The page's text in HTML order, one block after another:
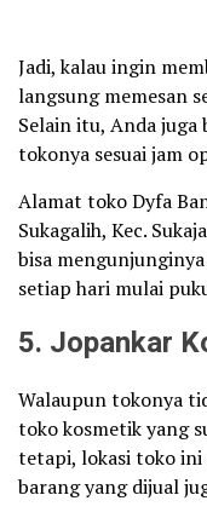
Jadi, kalau ingin
langsung memesan
Selain itu, Anda juga
tokonya sesuai jam
Alamat toko Dyfa
Sukagalih, Kec.
bisa
setiap hari mulai
5. Jopankar
Walaupun tokonya
toko kosmetik yang
tetapi, lokasi toko
barang yang dijual